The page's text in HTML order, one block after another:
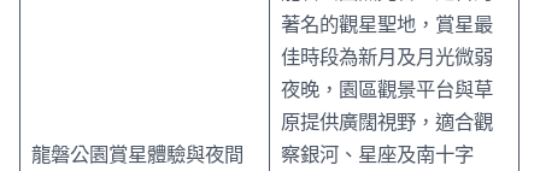
龍磐公園賞星體驗與夜間
著名的觀星聖地，賞星最
佳時段為新月及月光微弱
夜晚，園區觀景平台與草
原提供廣闊視野，適合觀
察銀河、星座及南十字